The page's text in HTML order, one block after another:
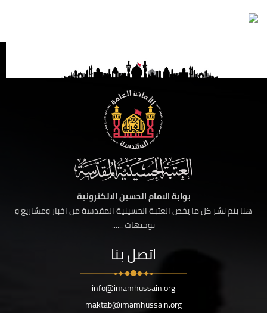
بوابة الامام الحسين الالكترونية
هنا يتم نشر كل ما يخص العتبة الحسينية المقدسة من اخبار ومشاريع و
توجيهات ......
اتصل بنا
info@imamhussain.org
maktab@imamhussain.org